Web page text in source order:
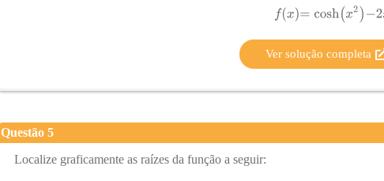
Ver solução completa
Questão 5
Localize graficamente as raízes da função a seguir: